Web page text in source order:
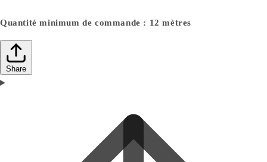
Quantité minimum de commande : 12 mètres
Share